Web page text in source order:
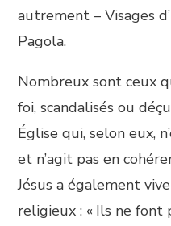
autrement – Visages
Pagola.
Nombreux sont ceux
foi, scandalisés ou
Église qui, selon eux,
et n’agit pas en
Jésus a également
religieux : « Ils ne font